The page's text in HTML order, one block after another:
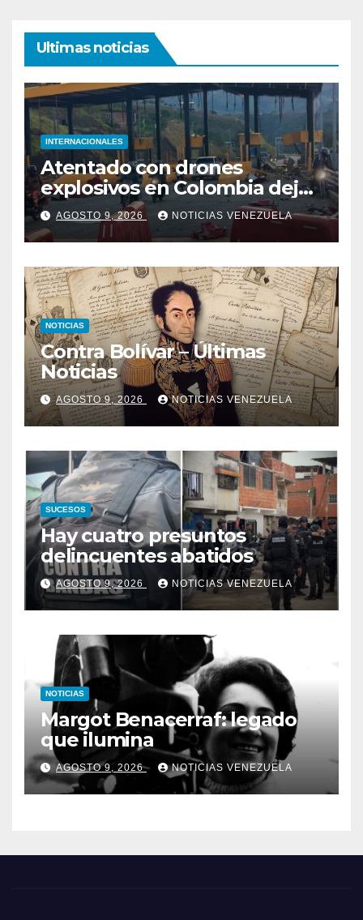
Ultimas noticias
INTERNACIONALES
Atentado con drones
explosivos en Colombia deja
un policía muerto
AGOSTO 9, 2026 NOTICIAS VENEZUELA
NOTICIAS
Contra Bolívar – Últimas
Noticias
AGOSTO 9, 2026 NOTICIAS VENEZUELA
SUCESOS
Hay cuatro presuntos
delincuentes abatidos
AGOSTO 9, 2026 NOTICIAS VENEZUELA
NOTICIAS
Margot Benacerraf: legado
que ilumina
AGOSTO 9, 2026 NOTICIAS VENEZUELA